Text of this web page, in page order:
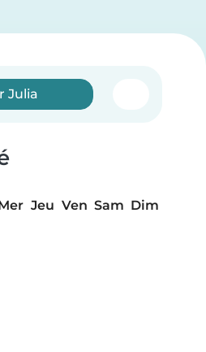
Julia
Jeu Ven Sam Dim